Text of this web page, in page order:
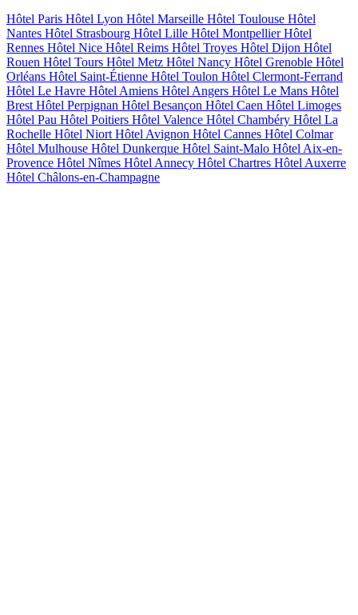
Hôtel Paris Hôtel Lyon Hôtel Marseille Hôtel Toulouse Hôtel
Nantes Hôtel Strasbourg Hôtel Lille Hôtel MontpellierHôtel
Rennes Hôtel Nice Hôtel Reims Hôtel Troyes Hôtel Dijon Hôtel
Rouen Hôtel Tours Hôtel Metz Hôtel Nancy Hôtel Grenoble Hôtel
Orléans Hôtel Saint-Étienne Hôtel Toulon Hôtel Clermont-Ferrand
Hôtel Le Havre Hôtel Amiens Hôtel Angers Hôtel Le Mans Hôtel
Brest Hôtel Perpignan Hôtel Besançon Hôtel Caen Hôtel Limoges
Hôtel Pau Hôtel Poitiers Hôtel Valence Hôtel Chambéry Hôtel La
Rochelle Hôtel Niort Hôtel Avignon Hôtel Cannes Hôtel Colmar
Hôtel Mulhouse Hôtel Dunkerque Hôtel Saint-Malo Hôtel Aix-en-
Provence Hôtel Nîmes Hôtel Annecy Hôtel Chartres Hôtel Auxerre
Hôtel Châlons-en-Champagne